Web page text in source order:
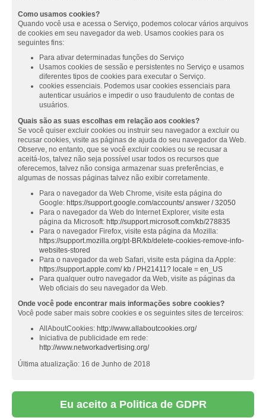
Como usamos cookies?
Quando você usa e acessa o Serviço, podemos colocar vários arquivos
de cookies em seu navegador da web. Usamos cookies para os
seguintes fins:
Para ativar determinadas funções do Serviço
Usamos cookies de sessão e persistentes no Serviço e usamos
diferentes tipos de cookies para executar o Serviço.
cookies essenciais. Podemos usar cookies essenciais para
autenticar usuários e impedir o uso fraudulento de contas de
usuários.
Quais são as suas escolhas em relação aos cookies?
Se você quiser excluir cookies ou instruir seu navegador a excluir ou
recusar cookies, visite as páginas de ajuda do seu navegador da Web.
Observe, no entanto, que se você excluir cookies ou se recusar a
aceitá-los, talvez não seja possível usar todos os recursos que
oferecemos, talvez não consiga armazenar suas preferências, e
algumas de nossas páginas talvez não exibir corretamente.
Para o navegador da Web Chrome, visite esta página do
Google: https://support.google.com/accounts/ answer / 32050
Para o navegador da Web do Internet Explorer, visite esta
página da Microsoft: http://support.microsoft.com/kb/278835
Para o navegador Firefox, visite esta página da Mozilla:
https://support.mozilla.org/pt-BR/kb/delete-cookies-remove-info-
websites-stored
Para o navegador da web Safari, visite esta página da Apple:
https://support.apple.com/ kb / PH21411? locale = en_US
Para qualquer outro navegador da Web, visite as páginas da
Web oficiais do seu navegador da Web.
Onde você pode encontrar mais informações sobre cookies?
Você pode saber mais sobre cookies e os seguintes sites de terceiros:
AllAboutCookies: http://www.allaboutcookies.org/
Iniciativa de publicidade em rede:
http://www.networkadvertising.org/
Última atualização: 16 de Junho de 2018